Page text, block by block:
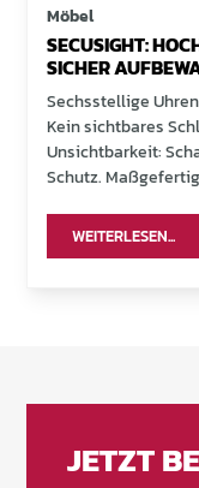
Möbel
SECUSIGHT:
SICHER
Sechsstellige
Kein sichtbares
Unsichtbarkeit:
Schutz.
WEITERLESEN...
JETZT